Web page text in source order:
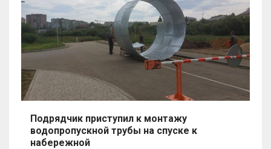
Подрядчик приступил к монтажу
водопропускной трубы на спуске к
набережной